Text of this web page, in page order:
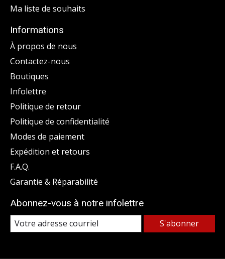
Ma liste de souhaits
Informations
À propos de nous
Contactez-nous
Boutiques
Infolettre
Politique de retour
Politique de confidentialité
Modes de paiement
Expédition et retours
F.A.Q.
Garantie & Réparabilité
Abonnez-vous à notre infolettre
S'abonner